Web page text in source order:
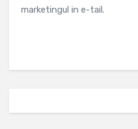
marketingul in e-tail.